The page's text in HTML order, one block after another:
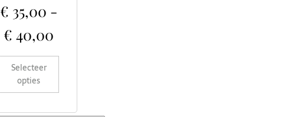
€ 35,00 -
€ 40,00
Selecteer
opties